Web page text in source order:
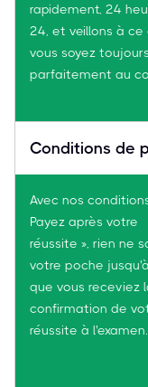
rapidement, 24
24, et veillons à ce
vous soyez toujours
parfaitement au
Conditions de
Avec nos
Payez après votre
réussite », rien ne
votre poche
que vous receviez
confirmation de
réussite à l'examen.